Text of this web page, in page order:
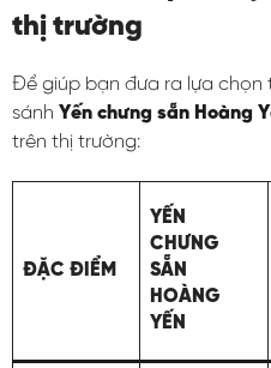
thị trường
Để giúp bạn đưa ra lựa chọn
sánh Yến chưng sẵn Hoàng
trên thị trường:
ĐẶC ĐIỂM
YẾN
CHƯNG
SẴN
HOÀNG
YẾN